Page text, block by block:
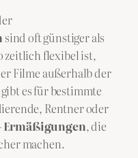
sind oft günstiger als
zeitlich flexibel ist,
Filme außerhalb der
es für bestimmte
Rentner oder
Ermäßigungen, die
machen.